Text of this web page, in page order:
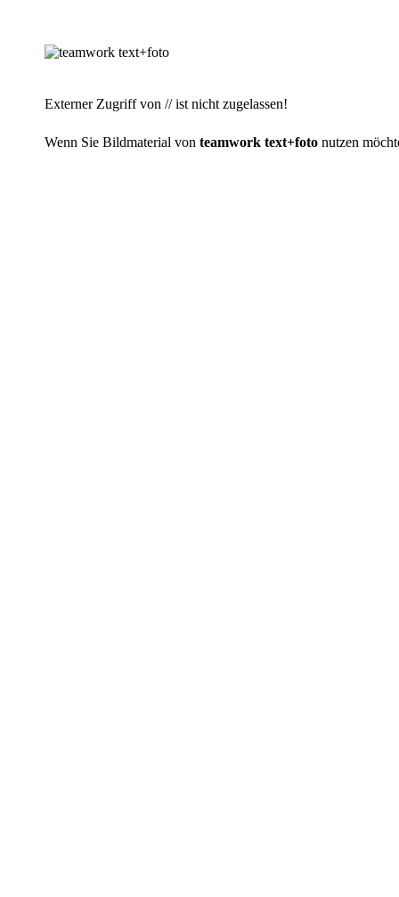
Externer Zugriff von // ist nicht zugelassen!
Wenn Sie Bildmaterial von teamwork text+foto nutzen